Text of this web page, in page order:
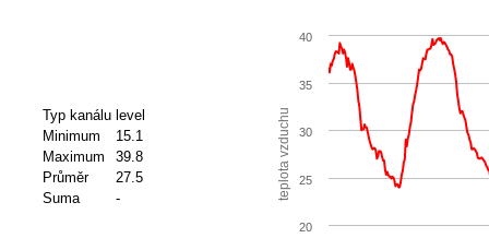
Typ kanálu level
Minimum
15.1
Maximum
39.8
Průměr
27.5
Suma
- teplota vzduchu
20
25
30
35
40